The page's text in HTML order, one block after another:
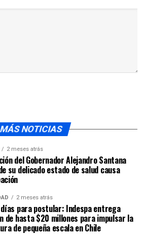
MÁS NOTICIAS
2 meses atrás
del Gobernador Alejandro Santana
su delicado estado de salud causa
2 meses atrás
para postular: Indespa entrega
de hasta $20 millones para impulsar la
de pequeña escala en Chile